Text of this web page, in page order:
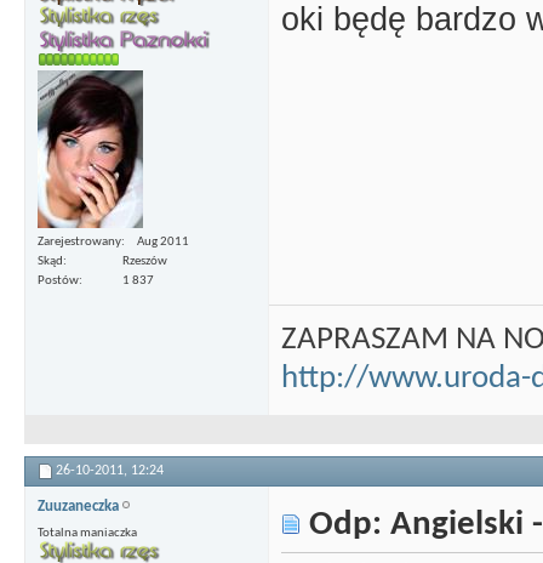
Zarejestrowany
Aug 2011
Skąd
Rzeszów
Postów
1 837
oki będę bardzo
ZAPRASZAM NA
http://www.uroda-
26-10-2011, 12:24
Zuuzaneczka
Totalna maniaczka Odp: Angielski